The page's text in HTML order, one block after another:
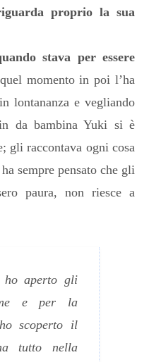
proprio la sua
stava per essere
momento in poi l’ha
lontananza e vegliando
da bambina Yuki si è
gli raccontava ogni cosa
sempre pensato che gli
paura, non riesce a
ho aperto gli
e per la
scoperto il
tutto nella